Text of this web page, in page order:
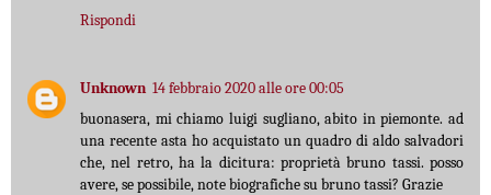
Rispondi
Unknown 14 febbraio 2020 alle ore 00:05
buonasera, mi chiamo luigi sugliano, abito in piemonte. ad
una recente asta ho acquistato un quadro di aldo salvadori
che, nel retro, ha la dicitura: proprietà bruno tassi. posso
avere, se possibile, note biografiche su bruno tassi? Grazie